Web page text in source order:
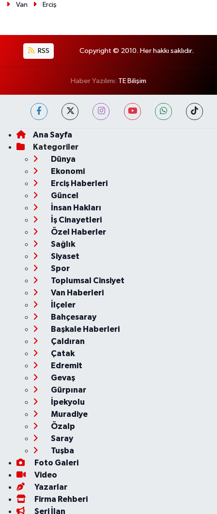
Van
Erciş
RSS Copyright © 2010. Her hakkı saklıdır.
Haber Yazılımı: TE Bilişim
Ana Sayfa
Kategoriler
Dünya
Ekonomi
Erciş Haberleri
Güncel
İnsan Hakları
İş Cinayetleri
Özel Haberler
Sağlık
Siyaset
Spor
Toplumsal Cinsiyet
Van Haberleri
İlçeler
Bahçesaray
Başkale Haberleri
Çaldıran
Çatak
Edremit
Gevaş
Gürpınar
İpekyolu
Muradiye
Özalp
Saray
Tuşba
Foto Galeri
Video
Yazarlar
Firma Rehberi
Seri İlan